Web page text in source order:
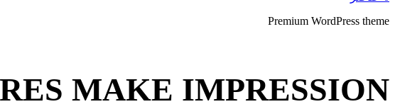
Premium WordPress theme
MAKE IMPRESSION